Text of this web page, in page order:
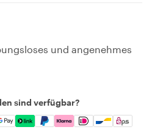
und angenehmes
sind verfügbar?
Discover, Apple Pay, Google